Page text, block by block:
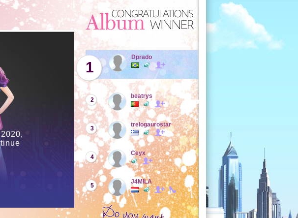
1
Dprado
2
beatrys
3
trelogaurostar
4
Ceyx
5
J4MILA